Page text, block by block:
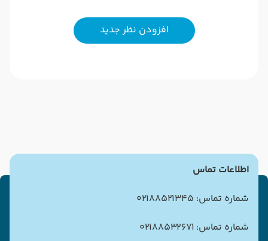
افزودن نظر جدید
اطلاعات تماس
شماره تماس: 02188521345
شماره تماس: 02188532671